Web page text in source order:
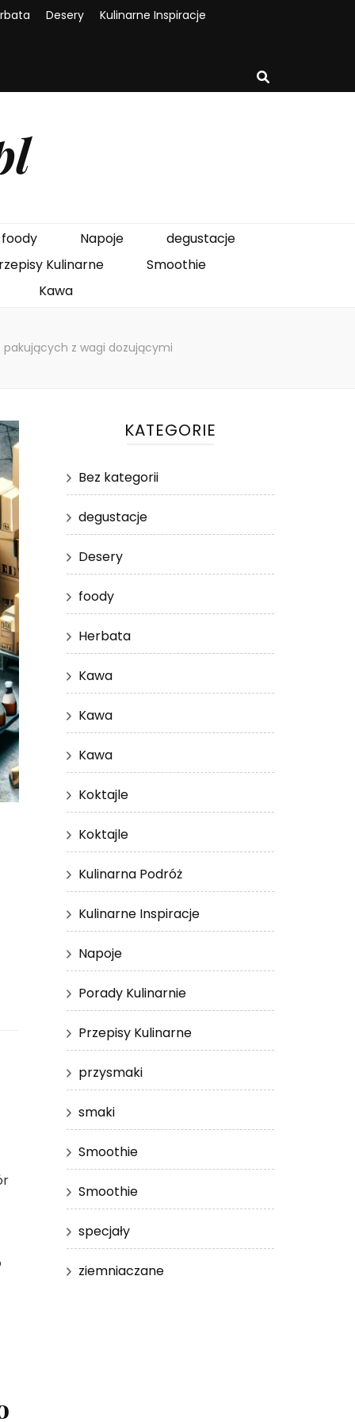
Desery
Kulinarne Inspiracje
foody Napoje
degustacje
Kulinarne
Smoothie
Kawa
z wagi dozującymi
KATEGORIE
Bez kategorii
degustacje
Desery
foody
Herbata
Kawa
Kawa
Kawa
Koktajle
Koktajle
Kulinarna Podróż
Kulinarne Inspiracje
Napoje
Porady Kulinarnie
Przepisy Kulinarne
przysmaki
smaki
Smoothie
Smoothie
specjały
ziemniaczane